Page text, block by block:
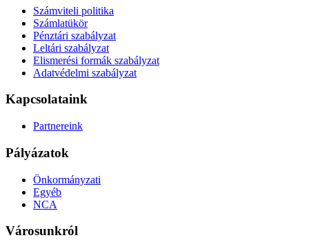
Számviteli politika
Számlatükör
Pénztári szabályzat
Leltári szabályzat
Elismerési formák szabályzat
Adatvédelmi szabályzat
Kapcsolataink
Partnereink
Pályázatok
Önkormányzati
Egyéb
NCA
Városunkról